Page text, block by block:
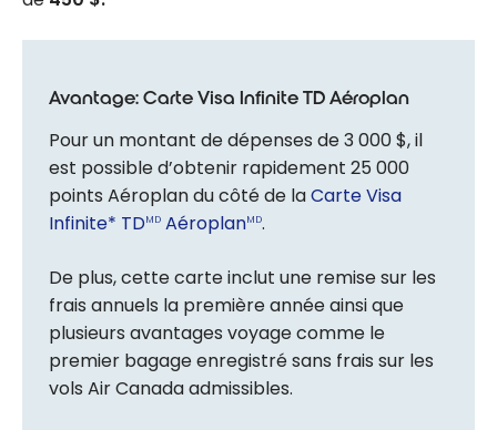
Avantage: Carte Visa Infinite TD Aéroplan
Pour un montant de dépenses de 3 000 $, il
est possible d’obtenir rapidement 25 000
points Aéroplan du côté de laCarte Visa
Infinite* TDMD AéroplanMD.
De plus, cette carte inclut une remise sur les
frais annuels la première année ainsi que
plusieurs avantages voyage comme le
premier bagage enregistré sans frais sur les
vols Air Canada admissibles.